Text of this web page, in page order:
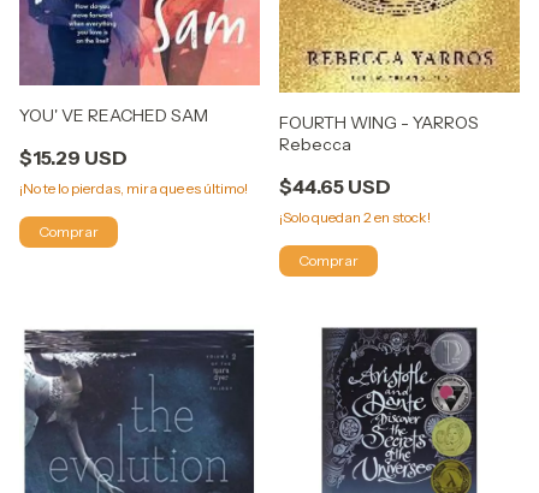
YOU' VE REACHED SAM
$15.29 USD
¡No te lo pierdas, mira que es último!
FOURTH WING - YARROS
Rebecca
$44.65 USD
¡Solo quedan 2 en stock!